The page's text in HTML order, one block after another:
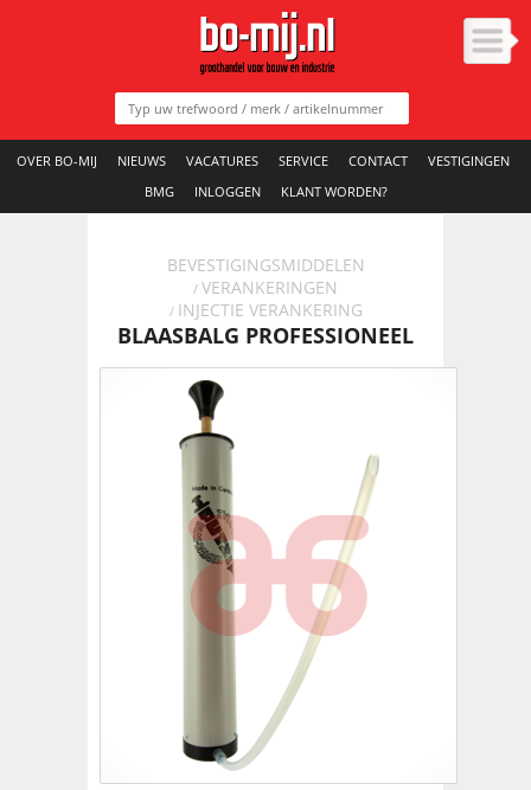
OVER BO-MIJ NIEUWS VACATURES SERVICE CONTACT
VESTIGINGEN
BMG
INLOGGEN KLANT WORDEN?
BEVESTIGINGSMIDDELEN
/ VERANKERINGEN
/ INJECTIE VERANKERING
BLAASBALG PROFESSIONEEL